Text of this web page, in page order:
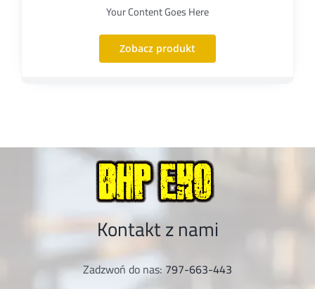
Your Content Goes Here
Zobacz produkt
Kontakt z nami
Zadzwoń do nas: 797-663-443